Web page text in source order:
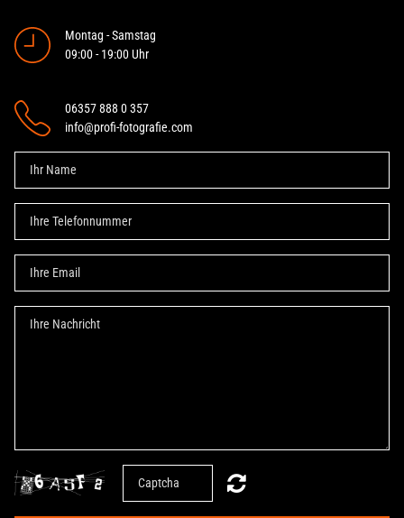
Montag - Samstag
09:00 - 19:00 Uhr
06357 888 0 357
info@profi-fotografie.com